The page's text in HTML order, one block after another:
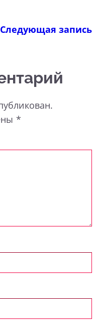
Следующая запись
*